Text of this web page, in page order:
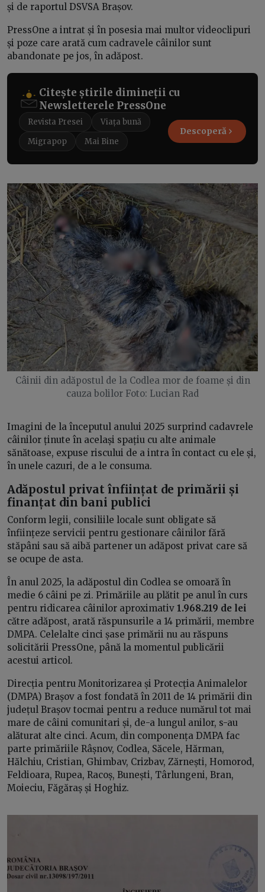
și de raportul DSVSA Brașov.
PressOne a intrat și în posesia mai multor videoclipuri
și poze care arată cum cadravele câinilor sunt
abandonate pe jos, în adăpost.
Citește știrile dimineții cu
Newsletterele PressOne
Revista Presei
Viața bună
Migrapop
Mai Bine
Descoperă
Câinii din adăpostul de la Codlea mor de foame și din
cauza bolilor Foto: Lucian Rad
Imagini de la începutul anului 2025 surprind cadavrele
câinilor ținute în același spațiu cu alte animale
sănătoase, expuse riscului de a intra în contact cu ele și,
în unele cazuri, de a le consuma.
Adăpostul privat înființat de primării și
finanțat din bani publici
Conform legii, consiliile locale sunt obligate să
înființeze servicii pentru gestionare câinilor fără
stăpâni sau să aibă partener un adăpost privat care să
se ocupe de asta.
În anul 2025, la adăpostul din Codlea se omoară în
medie 6 câini pe zi. Primăriile au plătit pe anul în curs
pentru ridicarea câinilor aproximativ 1.968.219 de lei
către adăpost, arată răspunsurile a 14 primării, membre
DMPA. Celelalte cinci șase primării nu au răspuns
solicitării PressOne, până la momentul publicării
acestui articol.
Direcția pentru Monitorizarea și Protecția Animalelor
(DMPA) Brașov a fost fondată în 2011 de 14 primării din
județul Brașov tocmai pentru a reduce numărul tot mai
mare de câini comunitari și, de-a lungul anilor, s-au
alăturat alte cinci. Acum, din componența DMPA fac
parte primăriile Râșnov, Codlea, Săcele, Hărman,
Hălchiu, Cristian, Ghimbav, Crizbav, Zărnești, Homorod,
Feldioara, Rupea, Racoș, Bunești, Târlungeni, Bran,
Moieciu, Făgăraș și Hoghiz.